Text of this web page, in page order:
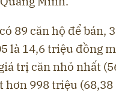
89 căn hộ để bán,
là 14,6 triệu đồng
trị căn nhỏ nhất
hơn 998 triệu (68,38